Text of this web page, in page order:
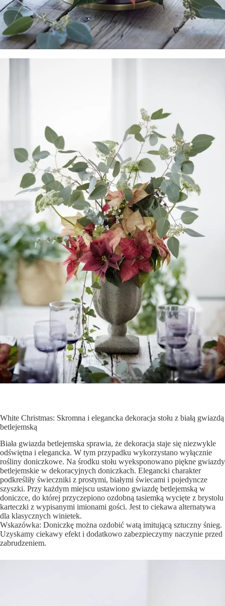
White Christmas: Skromna i elegancka dekoracja stołu z białą gwiazdą
betlejemską
Biała gwiazda betlejemska sprawia, że dekoracja staje się niezwykle
odświętna i elegancka. W tym przypadku wykorzystano wyłącznie
rośliny doniczkowe. Na środku stołu wyeksponowano piękne gwiazdy
betlejemskie w dekoracyjnych doniczkach. Elegancki charakter
podkreśliły świeczniki z prostymi, białymi świecami i pojedyncze
szyszki. Przy każdym miejscu ustawiono gwiazdę betlejemską w
doniczce, do której przyczepiono ozdobną tasiemką wycięte z brystolu
karteczki z wypisanymi imionami gości. Jest to ciekawa alternatywa
dla klasycznych winietek.
Wskazówka: Doniczkę można ozdobić watą imitującą sztuczny śnieg.
Uzyskamy ciekawy efekt i dodatkowo zabezpieczymy naczynie przed
zabrudzeniem.